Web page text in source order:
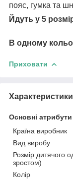
пояс, гумка та
Йдуть у 5
В одному
Приховати
Характеристики
Основні атрибути
Країна виробник
Вид виробу
Розмір дитячого
зростом)
Колір